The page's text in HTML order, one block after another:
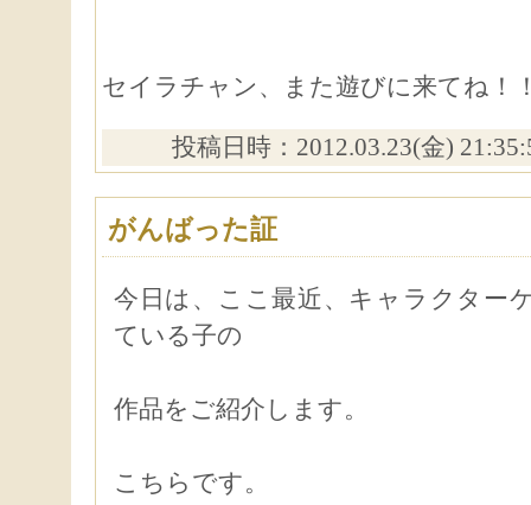
セイラチャン、また遊びに来てね！
投稿日時：2012.03.23(金)
がんばった証
今日は、ここ最近、キャラクター
ている子の
作品をご紹介します。
こちらです。